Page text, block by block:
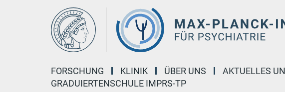
FORSCHUNG KLINIK ÜBER UNS AKTUELLES
GRADUIERTENSCHULE IMPRS-TP